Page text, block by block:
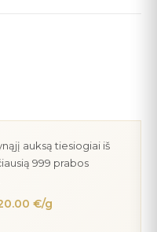
auksą tiesiogiai iš
999 prabos
€/g